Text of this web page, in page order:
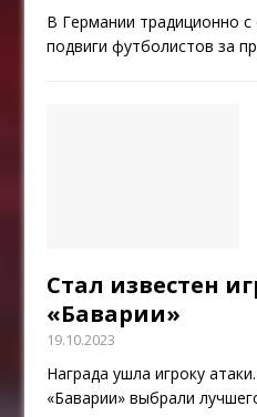
В Германии традиционно
подвиги футболистов за
Стал известен
«Баварии»
19.10.2023
Награда ушла игроку
«Баварии» выбрали